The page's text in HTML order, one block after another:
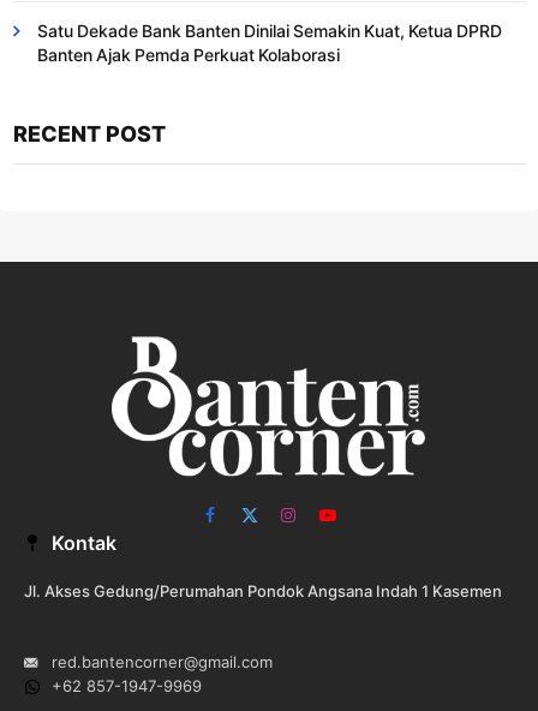
Satu Dekade Bank Banten Dinilai Semakin Kuat, Ketua DPRD
Banten Ajak Pemda Perkuat Kolaborasi
RECENT POST
Facebook
X
InstagramYouTube
Kontak
Jl. Akses Gedung/Perumahan Pondok Angsana Indah 1 Kasemen
red.bantencorner@gmail.com
+62 857-1947-9969